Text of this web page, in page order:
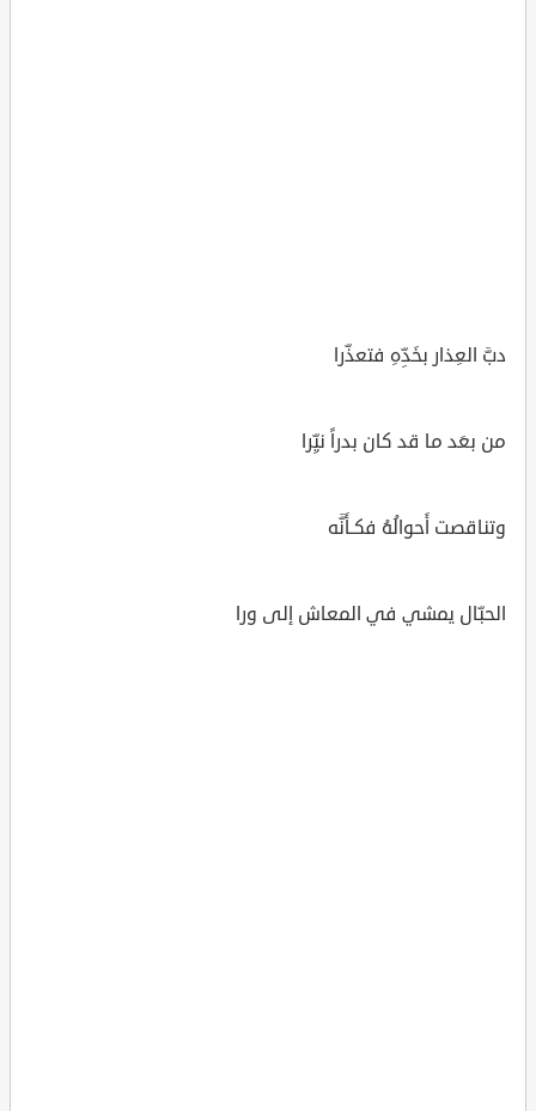
دبَّ العِذار بخَدِّهِ فتعذّرا
من بعَد ما قد كان بدراً نيِّرا
وتناقصت أَحوالُهُ فكـأَنَّه
الحبّال يمشي في المعاش إلى ورا